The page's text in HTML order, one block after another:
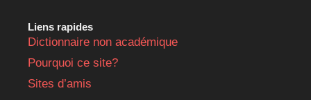
Liens rapides
Dictionnaire non académique
Pourquoi ce site?
Sites d’amis